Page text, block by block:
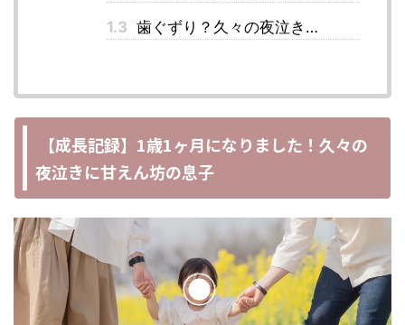
1.3 歯ぐずり？久々の夜泣き…
【成長記録】1歳1ヶ月になりました！久々の
夜泣きに甘えん坊の息子